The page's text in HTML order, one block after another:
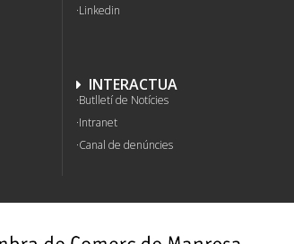
Linkedin
INTERACTUA
Butlletí de Notícies
Intranet
Canal de denúncies